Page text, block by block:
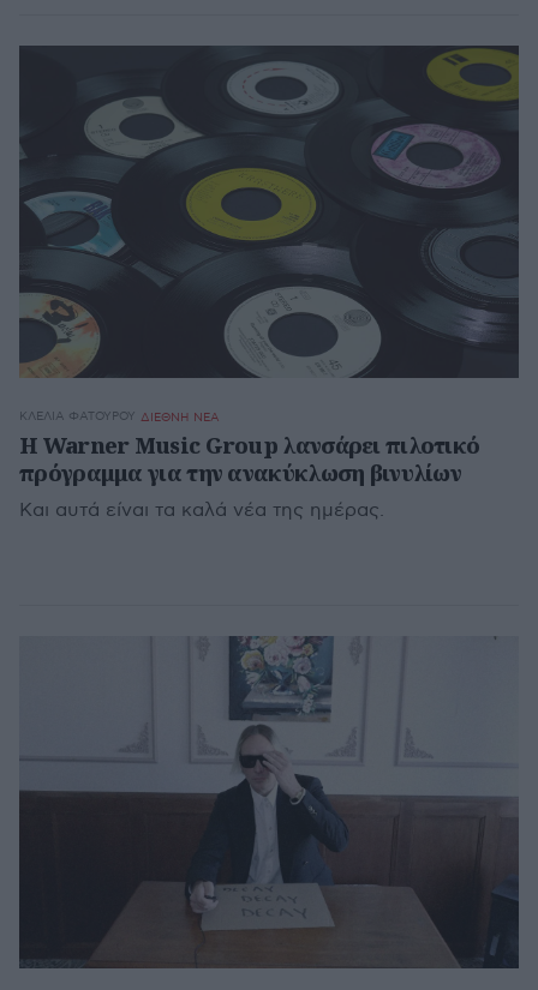
ΚΛΈΛΙΑ ΦΑΤΟΎΡΟΥ ΔΙΕΘΝΗ ΝΕΑ
Η Warner Music Group λανσάρει πιλοτικό
πρόγραμμα για την ανακύκλωση βινυλίων
Και αυτά είναι τα καλά νέα της ημέρας.